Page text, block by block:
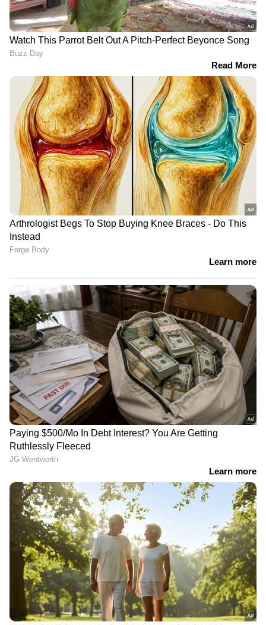
മൂന്നാം സമ്മാനം
0931 0995 1293 1506 2722 2863 4087 6760 6857
6981 7277 7375 7889 7989 8354 9049 9207
9598
നാലാം സമ്മാനം2,000/-
1025 2334 2553 2706 2896 5255 5981
8197 8999 9279
0970 1359 2792 3209 3749 4113 4446
4654 5239 5775 5825 6547 6633 6842
7175 7260 7578 7820 8620 9039
ആറാം സമ്മാനം 500/-